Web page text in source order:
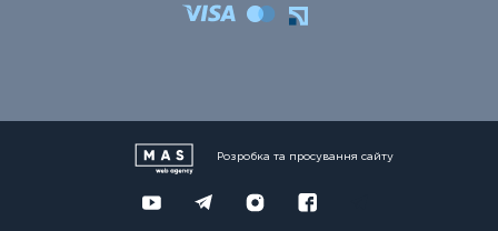
Розробка та просування сайту